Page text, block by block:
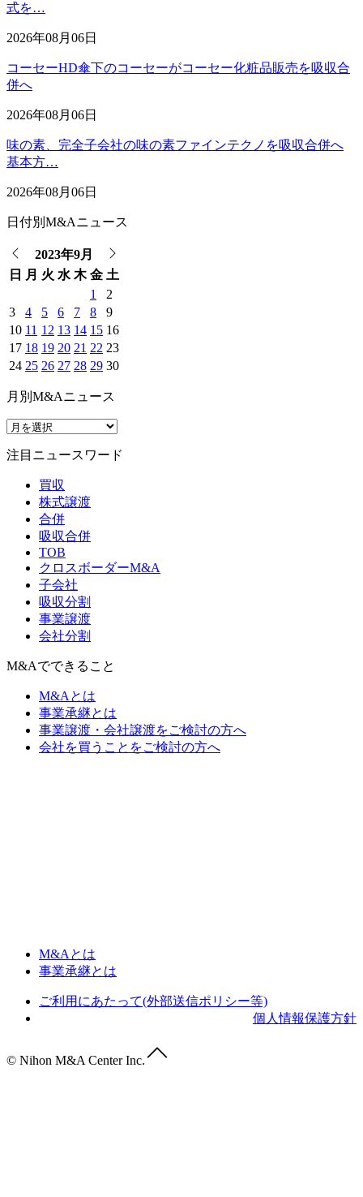
式を…
2026年08月06日
コーセーHD傘下のコーセーがコーセー化粧品販売を吸収合
併へ
2026年08月06日
味の素、完全子会社の味の素ファインテクノを吸収合併へ
基本方…
2026年08月06日
日付別M&Aニュース
2023年9月
日 月 火 水 木 金 土
1
2
3
4 5 6 7 8
9
10 11 12 13 14 15 16
17 18 19 20 21 22 23
24 25 26 27 28 29 30
月別M&Aニュース
注目ニュースワード
買収
株式譲渡
合併
吸収合併
TOB
クロスボーダーM&A
子会社
吸収分割
事業譲渡
会社分割
M&Aでできること
M&Aとは
事業承継とは
事業譲渡・会社譲渡をご検討の方へ
会社を買うことをご検討の方へ
M&Aとは
事業承継とは
ご利用にあたって(外部送信ポリシー等)
個人情報保護方針
© Nihon M&A Center Inc.